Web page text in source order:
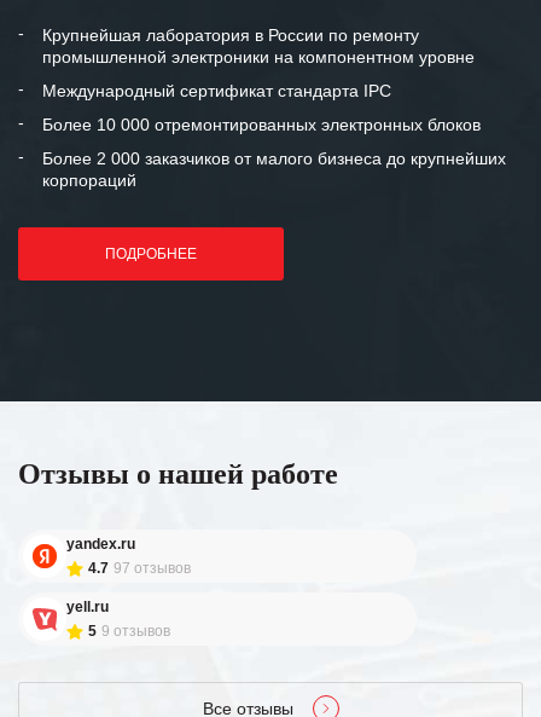
Крупнейшая лаборатория в России по ремонту
промышленной электроники на компонентном уровне
Международный сертификат стандарта IPC
Более 10 000 отремонтированных электронных блоков
Более 2 000 заказчиков от малого бизнеса до крупнейших
корпораций
ПОДРОБНЕЕ
Отзывы о нашей работе
yandex.ru
4.7 97 отзывов
yell.ru
5 9 отзывов
Все отзывы